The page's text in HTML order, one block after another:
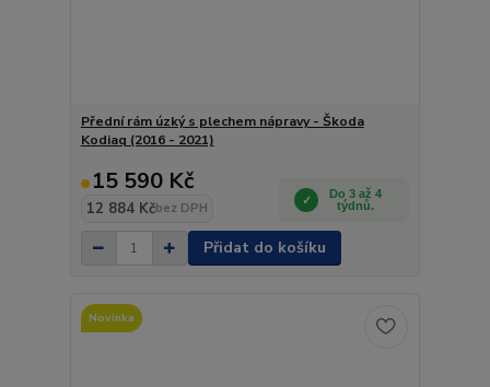
Přední rám úzký s plechem nápravy - Škoda
Kodiaq (2016 - 2021)
15 590 Kč
12 884 Kčbez DPH
Do 3 až 4
týdnů.
Přidat do košíku
Novinka